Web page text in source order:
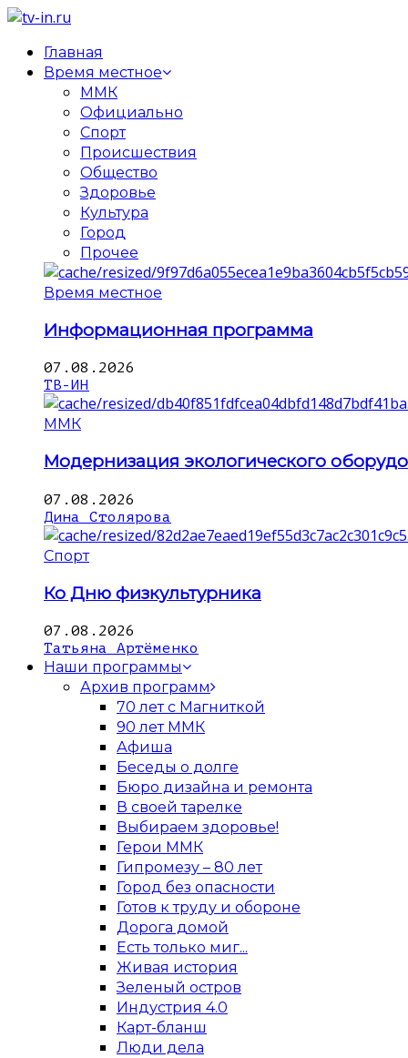
Главная
Время местное
ММК
Официально
Спорт
Происшествия
Общество
Здоровье
Культура
Город
Прочее
Время местное
Информационная программа
07.08.2026
ТВ-ИН
ММК
Модернизация экологического
07.08.2026
Дина Столярова
Спорт
Ко Дню физкультурника
07.08.2026
Татьяна Артёменко
Наши программы
Архив программ
70 лет с Магниткой
90 лет ММК
Афиша
Беседы о долге
Бюро дизайна и ремонта
В своей тарелке
Выбираем здоровье!
Герои ММК
Гипромезу – 80 лет
Город без опасности
Готов к труду и обороне
Дорога домой
Есть только миг...
Живая история
Зеленый остров
Индустрия 4.0
Карт-бланш
Люди дела